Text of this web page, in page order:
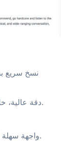
نسخ سريع
دقة عالية، خاصةً للصوت الواضح واللغة الإنجليزية.
واجهة سهلة الاستخدام مع خيارات تصدير متقدمة.